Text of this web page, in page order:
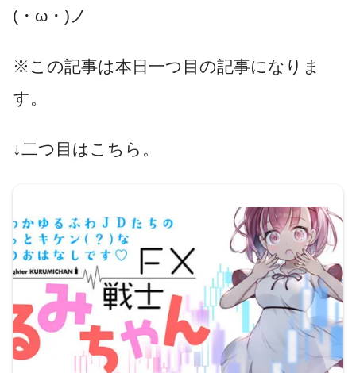
(・ω・)ノ
※この記事は本日一つ目の記事になりま
す。
↓二つ目はこちら。